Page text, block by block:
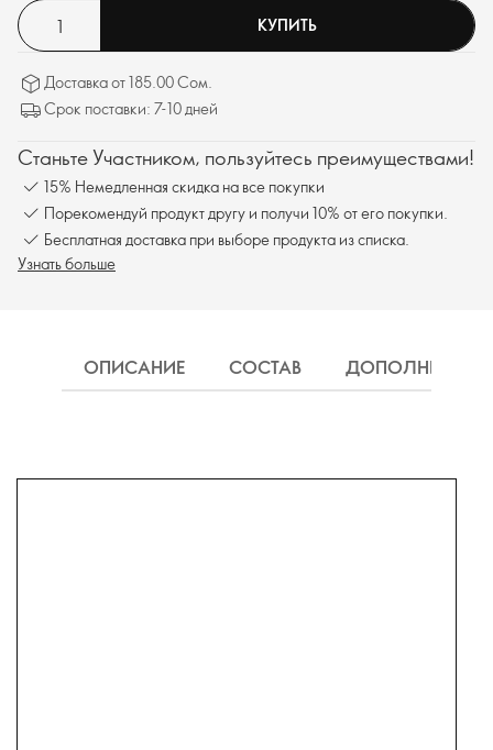
КУПИТЬ
Доставка от 185.00 Сом.
Срок поставки: 7-10 дней
Станьте Участником, пользуйтесь преимуществами!
15% Немедленная скидка на все покупки
Порекомендуй продукт другу и получи 10% от его покупки.
Бесплатная доставка при выборе продукта из списка.
Узнать больше
ОПИСАНИЕ СОСТАВ